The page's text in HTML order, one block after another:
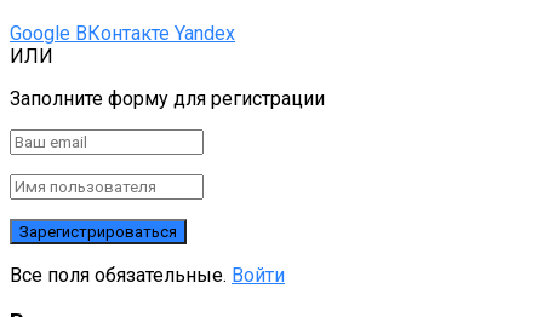
Google ВКонтакте Yandex
ИЛИ
Заполните форму для регистрации
Все поля обязательные. Войти